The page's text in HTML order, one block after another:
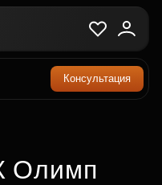
Консультация
Олимп